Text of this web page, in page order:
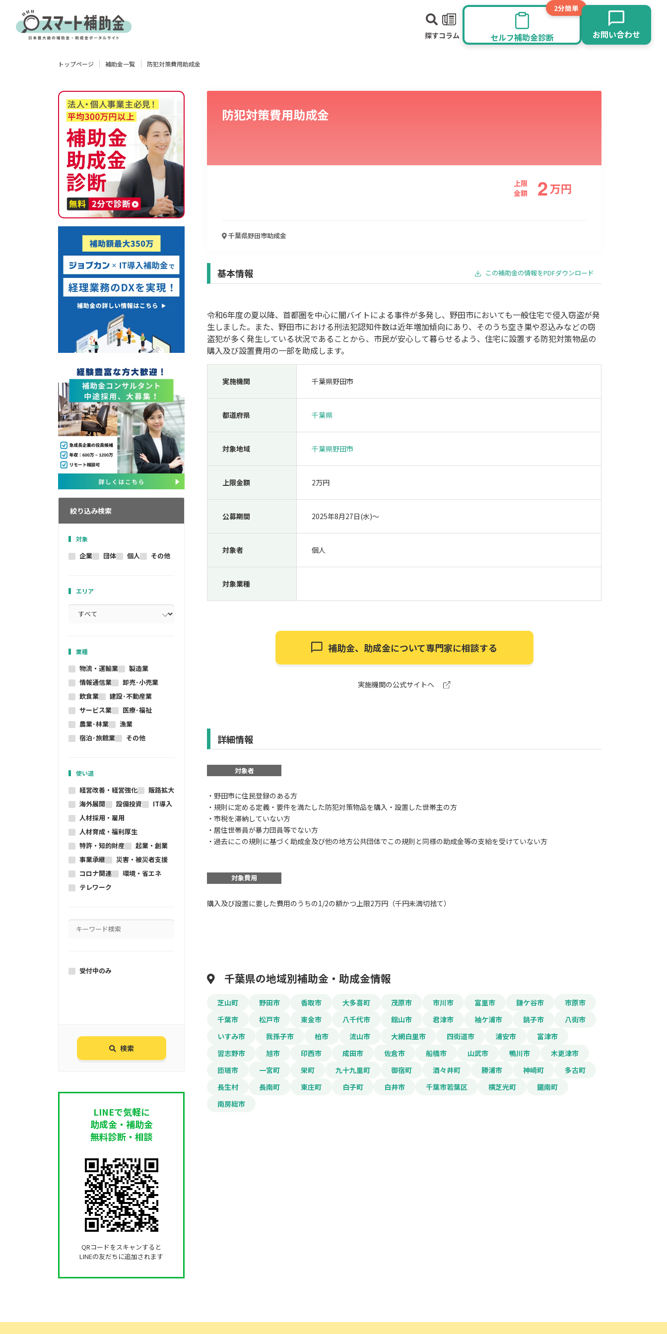
探すコラム
2分簡単
セルフ補助金診断 お問い合わせ
製造業 情報通信業 卸売･小売業
人材採用・雇用
検索
トップページ 補助金一覧 防犯対策費用助成金
絞り込み検索
対象
企業 団体 個人 その他
エリア
業種
物流・運輸業
製造業
情報通信業
卸売･小売業
飲食業
建設･不動産業
サービス業
医療･福祉
農業･林業
漁業
宿泊･旅館業
その他
使い道
経営改善・経営強化
販路拡大
海外展開
設備投資
IT導入
人材採用・雇用
人材育成・福利厚生
特許・知的財産
起業・創業
事業承継
災害・被災者支援
コロナ関連
環境・省エネ
テレワーク
受付中のみ
検索
LINEで気軽に
助成金・補助金
無料診断・相談
QRコードをスキャンすると
LINEの友だちに追加されます
防犯対策費用助成金
上限
金額
2万円
千葉県野田市助成金
基本情報 この補助金の情報をPDFダウンロード
令和6年度の夏以降、首都圏を中心に闇バイトによる事件が多発し、野田市においても一般住宅で侵入窃盗が発
生しました。また、野田市における刑法犯認知件数は近年増加傾向にあり、そのうち空き巣や忍込みなどの窃
盗犯が多く発生している状況であることから、市民が安心して暮らせるよう、住宅に設置する防犯対策物品の
購入及び設置費用の一部を助成します。
実施機関 千葉県野田市
都道府県 千葉県
対象地域 千葉県野田市
上限金額 2万円
公募期間 2025年8月27日(水)〜
対象者 個人
対象業種
補助金、助成金について専門家に相談する
実施機関の公式サイトへ
詳細情報
対象者
・野田市に住民登録のある方
・規則に定める定義・要件を満たした防犯対策物品を購入・設置した世帯主の方
・市税を滞納していない方
・居住世帯員が暴力団員等でない方
・過去にこの規則に基づく助成金及び他の地方公共団体でこの規則と同様の助成金等の支給を受けていない方
対象費用
購入及び設置に要した費用のうちの1/2の額かつ上限2万円（千円未満切捨て）
千葉県の地域別補助金・助成金情報
芝山町 野田市 香取市 大多喜町 茂原市 市川市 富里市 鎌ケ谷市
市原市
千葉市
松戸市 東金市 八千代市 館山市 君津市 袖ケ浦市 銚子市
八街市
いすみ市
我孫子市 柏市 流山市 大網白里市 四街道市 浦安市
富津市
習志野市
旭市 印西市 成田市 佐倉市 船橋市 山武市 鴨川市
木更津市
匝瑳市
一宮町 栄町 九十九里町 御宿町 酒々井町 勝浦市 神崎町
多古町
長生村
長南町 東庄町 白子町 白井市 千葉市若葉区 横芝光町
鋸南町
南房総市
お名前